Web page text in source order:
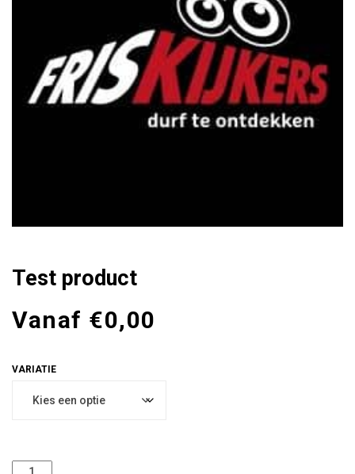
Test product
Vanaf €0,00